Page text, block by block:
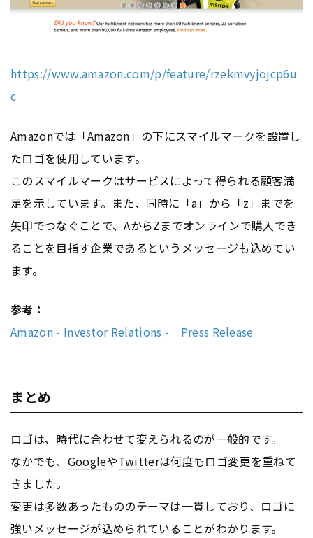
https://www.amazon.com/p/feature/rzekmvyjojcp6u
c
Amazonでは「Amazon」の下にスマイルマークを設置し
たロゴを使用しています。
このスマイルマークはサービスによって得られる顧客満
足を示しています。また、同時に「a」から「z」までを
矢印でつなぐことで、AからZまでオンラインで購入でき
ることを目指す企業であるというメッセージも込めてい
ます。
参考：
Amazon - Investor Relations -｜Press Release
まとめ
ロゴは、時代に合わせて変えられるのが一般的です。
なかでも、 GoogleやTwitterは何度もロゴ変更を重ねて
きました。
変更は多数あったもののテーマは一貫しており、ロゴに
強いメッセージが込められていることがわかります。